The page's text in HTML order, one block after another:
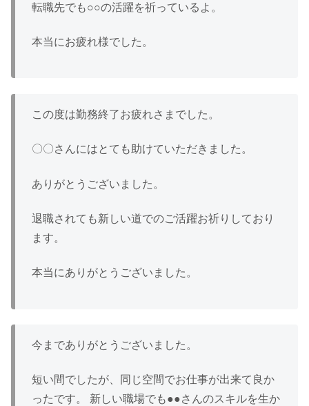
転職先でも○○の活躍を祈っているよ。
本当にお疲れ様でした。
この度は勤務終了お疲れさまでした。
〇〇さんにはとても助けていただきました。
ありがとうございました。
退職されても新しい道でのご活躍お祈りしており
ます。
本当にありがとうございました。
今までありがとうございました。
短い間でしたが、同じ空間でお仕事が出来て良か
ったです。 新しい職場でも●●さんのスキルを生か